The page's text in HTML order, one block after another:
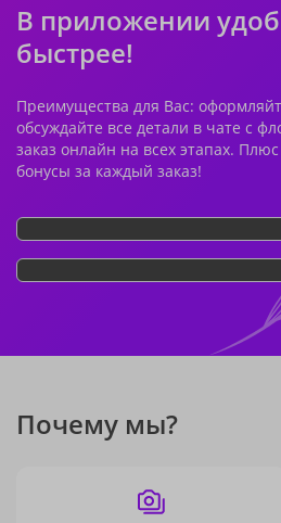
В приложении
быстрее!
Преимущества для Вас:
обсуждайте все детали в чате с
заказ онлайн на всех этапах.
бонусы за каждый заказ!
Почему мы?